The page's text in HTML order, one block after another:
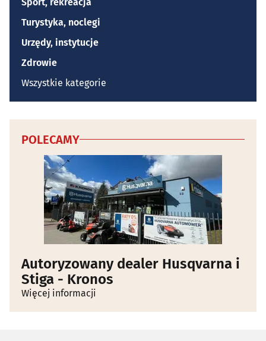
Turystyka, noclegi
Urzędy, instytucje
Zdrowie
Wszystkie kategorie
POLECAMY
Autoryzowany dealer Husqvarna i
Stiga - Kronos
Więcej informacji